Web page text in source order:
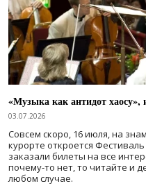
«Музыка как антидот
03.07.2026
Совсем скоро, 16 июля, на
курорте откроется
заказали билеты на все
почему-то нет, то читайте и
любом случае.